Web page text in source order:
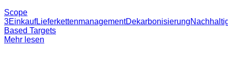
Scope
3EinkaufLieferkettenmanagementDekarbonisierung
Based Targets
Mehr lesen